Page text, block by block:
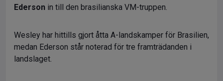
Ederson in till den brasilianska VM-truppen.
Wesley har hittills gjort åtta A-landskamper för Brasilien,
medan Ederson står noterad för tre framträdanden i
landslaget.